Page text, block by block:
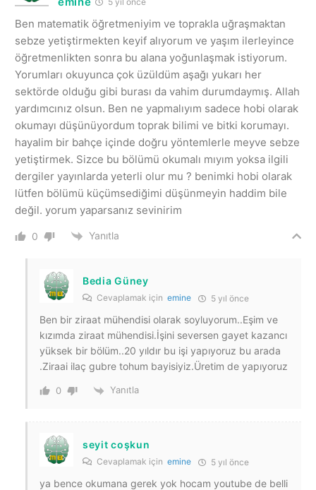
Ben matematik öğretmeniyim ve toprakla uğraşmaktan
sebze yetiştirmekten keyif alıyorum ve yaşım ilerleyince
öğretmenlikten sonra bu alana yoğunlaşmak istiyorum.
Yorumları okuyunca çok üzüldüm aşağı yukarı her
sektörde olduğu gibi burası da vahim durumdaymış. Allah
yardımcınız olsun. Ben ne yapmalıyım sadece hobi olarak
okumayı düşünüyordum toprak bilimi ve bitki korumayı.
hayalim bir bahçe içinde doğru yöntemlerle meyve sebze
yetiştirmek. Sizce bu bölümü okumalı mıyım yoksa ilgili
dergiler yayınlarda yeterli olur mu ? benimki hobi olarak
lütfen bölümü küçümsediğimi düşünmeyin haddim bile
değil. yorum yaparsanız sevinirim
0 Yanıtla
Bedia Güney
Cevaplamak için emine 5 yıl önce
Ben bir ziraat mühendisi olarak soyluyorum..Eşim ve
kızımda ziraat mühendisi.İşini seversen gayet kazancı
yüksek bir bölüm..20 yıldır bu işi yapıyoruz bu arada
.Ziraai ilaç gubre tohum bayisiyiz.Üretim de yapıyoruz
0 Yanıtla
seyit coşkun
Cevaplamak için emine 5 yıl önce
ya bence okumana gerek yok hocam youtube de belli